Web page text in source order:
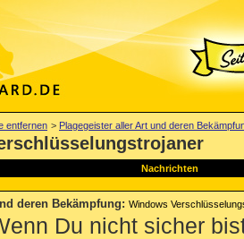
entfernen > Plagegeister aller Art und deren
Nachrichten
deren Bekämpfung: Windows
Du nicht sicher